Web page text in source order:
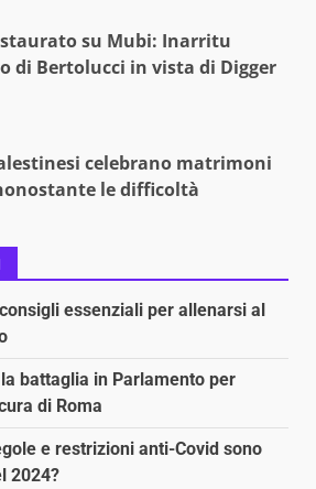
su Mubi: Inarritu
di Bertolucci in vista di Digger
celebrano matrimoni
le difficoltà
essenziali per allenarsi al
battaglia in Parlamento per
di Roma
e restrizioni anti-Covid sono
2024?